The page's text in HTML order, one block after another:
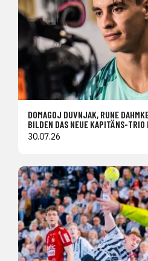
DOMAGOJ DUVNJAK, RUNE
BILDEN DAS NEUE KAPITÄNS-TRIO
30.07.26